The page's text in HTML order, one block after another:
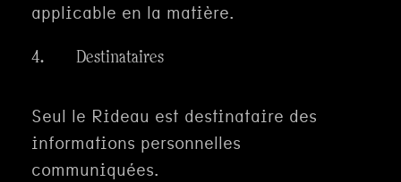
applicable en la matière.
4. Destinataires
Seul le Rideau est destinataire des
informations personnelles
communiquées.